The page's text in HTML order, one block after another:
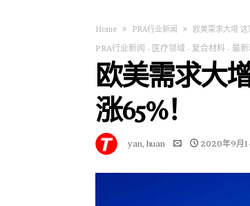
Home PRA行业新闻 欧美需求大增 这
PRA行业新闻 - 医疗领域 - 复合材料 - 最新
欧美需求大
涨65%！
yan, huan 2020年9月